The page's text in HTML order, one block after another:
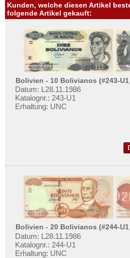
Mexiko
Montserrat
Nicaragua
Niederländische Antillen
Ostkaribische Staaten
Paraguay
Peru
St. Kitts
Trinidad und Tobago
Uruguay
USA
Venezuela
Informationen
Preislisten
Ankauf
Erhaltungsgrade
Gratisbanknoten
FAQ
Privatsphäre und
Widerrufsbelehrung
Liefer- und Versandkosten
AGB
Impressum
Kunden, welche diesen Artikel
folgende Artikel gekauft:
Bolivien - 10 Bolivianos (#243-
Datum: L28.11.1986
Katalognr.: 243-U1
Erhaltung: UNC
Bolivien - 20 Bolivianos (#244-
Datum: L28.11.1986
Katalognr.: 244-U1
Erhaltung: UNC